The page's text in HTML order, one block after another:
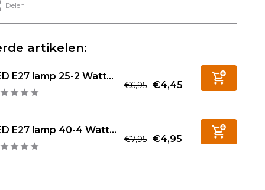
Delen
artikelen:
E27 lamp 25-2 Watt...
€6,95 €4,45
E27 lamp 40-4 Watt...
€7,95 €4,95